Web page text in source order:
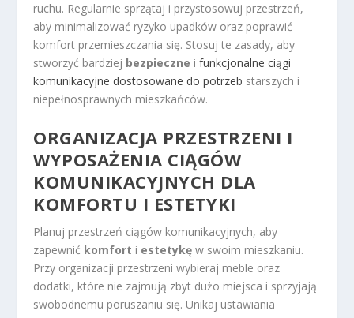
ruchu. Regularnie sprzątaj i przystosowuj przestrzeń,
aby minimalizować ryzyko upadków oraz poprawić
komfort przemieszczania się. Stosuj te zasady, aby
stworzyć bardziej bezpieczne ifunkcjonalne ciągi
komunikacyjne dostosowane do potrzeb starszych i
niepełnosprawnych mieszkańców.
ORGANIZACJA PRZESTRZENI I
WYPOSAŻENIA CIĄGÓW
KOMUNIKACYJNYCH DLA
KOMFORTU I ESTETYKI
Planuj przestrzeń ciągów komunikacyjnych, aby
zapewnić komfort i estetykę w swoim mieszkaniu.
Przy organizacji przestrzeni wybieraj meble oraz
dodatki, które nie zajmują zbyt dużo miejsca i sprzyjają
swobodnemu poruszaniu się. Unikaj ustawiania